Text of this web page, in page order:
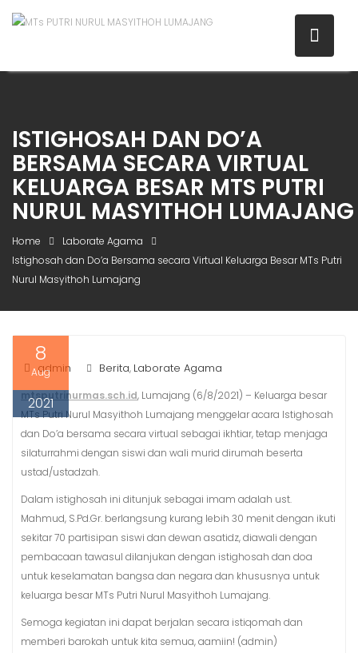
ISTIGHOSAH DAN DO’A
BERSAMA SECARA VIRTUAL
KELUARGA BESAR MTS PUTRI
NURUL MASYITHOH LUMAJANG
Home
Laborate Agama
Istighosah dan Do’a Bersama secara Virtual Keluarga Besar MTs Putri
Nurul Masyithoh Lumajang
8
Aug
2021
admin Berita, Laborate Agama
mtsputrinurmas.sch.id, Lumajang (6/8/2021) – Keluarga besar
MTs Putri Nurul Masyithoh Lumajang menggelar acara Istighosah
dan Do’a bersama secara virtual sebagai ikhtiar, tetap menjaga
silaturrahmi dengan siswi dan wali murid dirumah beserta
ustad/ustadzah.
Dalam istighosah ini ditunjuk sebagai imam adalah ust.
Mahmud, S.Pd.Gr. berlangsung kurang lebih 30 menit dengan ikuti
sekitar 70 partisipan siswi dan dewan asatidz, diawali dengan
pembacaan tawasul dilanjukan dengan istighosah dan doa
untuk keselamatan bangsa dan negara dan khususnya untuk
keluarga besar MTs Putri Nurul Masyithoh Lumajang.
Semoga kegiatan ini dapat berjalan secara istiqomah dan
memberi barokah untuk kita semua, aamiin! (admin)